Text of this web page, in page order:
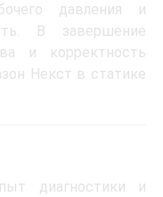
давления и
В завершение
и корректность
Некст в статике
диагностики и